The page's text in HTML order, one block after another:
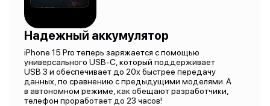
Надежный аккумулятор
iPhone 15 Pro теперь заряжается с помощью
универсального USB-C, который поддерживает
USB 3 и обеспечивает до 20х быстрее передачу
данных, по сравнению с предыдущими моделями. А
в автономном режиме, как обещают разработчики,
телефон проработает до 23 часов!